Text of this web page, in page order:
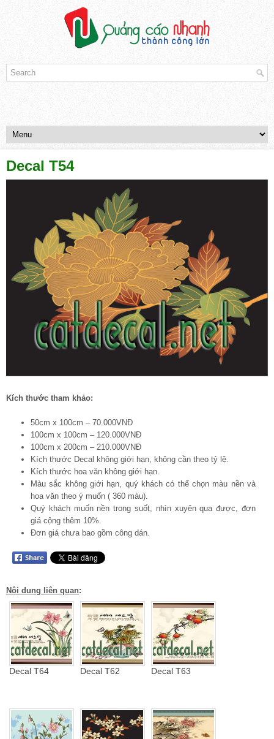
Decal T54
Kích thước tham khảo:
50cm x 100cm – 70.000VNĐ
100cm x 100cm – 120.000VNĐ
100cm x 200cm – 210.000VNĐ
Kích thước Decal không giới hạn, không cần theo tỷ lệ.
Kích thước hoa văn không giới hạn.
Màu sắc không giới hạn, quý khách có thể chọn màu nền và
hoa văn theo ý muốn ( 360 màu).
Quý khách muốn nền trong suốt, nhìn xuyên qua được, đơn
giá cộng thêm 10%.
Đơn giá chưa bao gồm công dán.
Nội dung liên quan:
Decal T64 Decal T62 Decal T63